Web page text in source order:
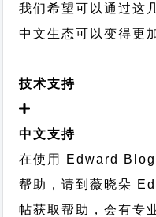
我们希望可以通过这
中文生态可以变得更
技术支持
中文支持
在使用 Edward Blog
帮助，请到薇晓朵
帖获取帮助，会有专